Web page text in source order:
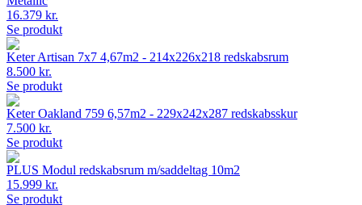
16.379 kr.
Se produkt
Keter Artisan 7x7 4,67m2 - 214x226x218 redskabsrum
8.500 kr.
Se produkt
Keter Oakland 759 6,57m2 - 229x242x287 redskabsskur
7.500 kr.
Se produkt
PLUS Modul redskabsrum m/saddeltag 10m2
15.999 kr.
Se produkt